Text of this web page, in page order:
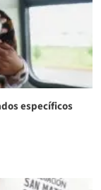
específicos